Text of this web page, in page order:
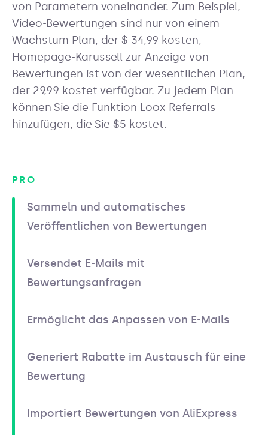
von Parametern voneinander. Zum Beispiel,
Video-Bewertungen sind nur von einem
Wachstum Plan, der $ 34,99 kosten,
Homepage-Karussell zur Anzeige von
Bewertungen ist von der wesentlichen Plan,
der 29,99 kostet verfügbar. Zu jedem Plan
können Sie die Funktion Loox Referrals
hinzufügen, die Sie $5 kostet.
PRO
Sammeln und automatisches
Veröffentlichen von Bewertungen
Versendet E-Mails mit
Bewertungsanfragen
Ermöglicht das Anpassen von E-Mails
Generiert Rabatte im Austausch für eine
Bewertung
Importiert Bewertungen von AliExpress